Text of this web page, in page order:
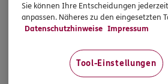
Facebook Conversion Tracking
Facebook Custom Audience
Sie können Ihre Entscheidungen
anpassen. Näheres zu den eingesetzten
Datenschutzhinweise Impressum
Tool-Einstellungen